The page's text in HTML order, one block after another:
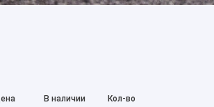
В наличии Кол-во